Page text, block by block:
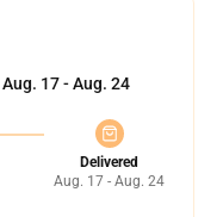
Aug. 17 - Aug. 24
Delivered
Aug. 17 - Aug. 24